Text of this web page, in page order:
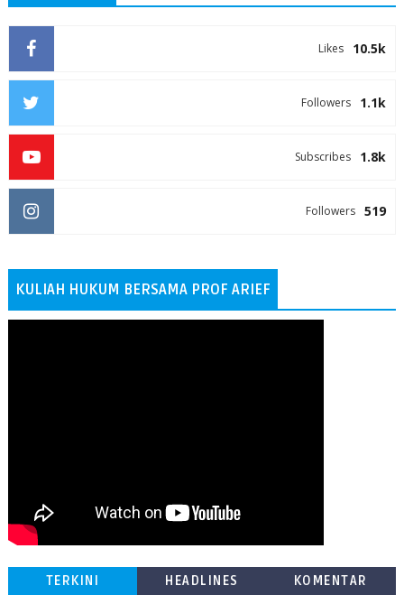
10.5k
Likes
1.1k
Followers
1.8k
Subscribes
519
Followers
KULIAH HUKUM BERSAMA PROF ARIEF
TERKINI HEADLINES KOMENTAR